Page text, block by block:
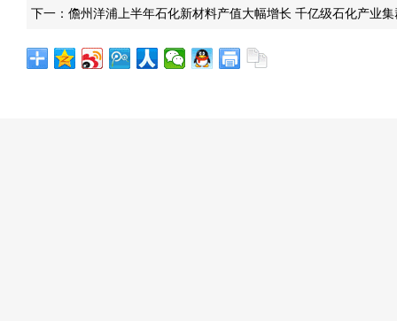
下一： 儋州洋浦上半年石化新材料产值大幅增长 千亿级石化产业